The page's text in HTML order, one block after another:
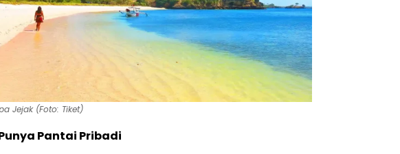
Jejak (Foto: Tiket)
Pantai Pribadi